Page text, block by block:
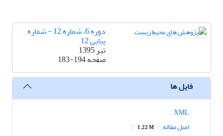
دوره 6، شماره 12 - شماره
پیاپی 12
تیر 1395
صفحه183-194
فایل ها
اصل مقاله
1.22 M